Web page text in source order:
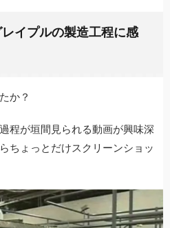
イプルの製造工程に感
か？
程が垣間見られる動画が興味深
ちょっとだけスクリーンショッ